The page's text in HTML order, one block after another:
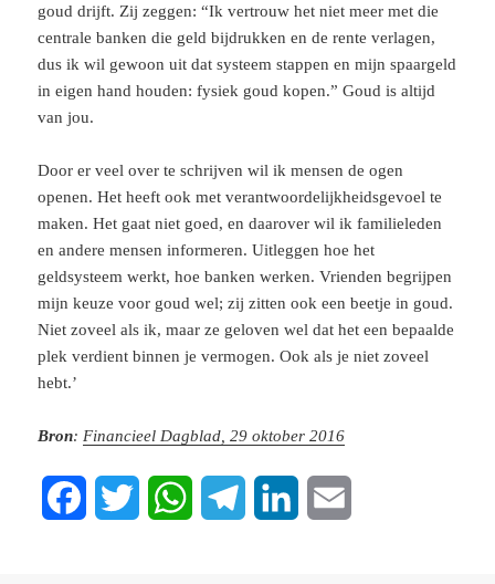
goud drijft. Zij zeggen: “Ik vertrouw het niet meer met die
centrale banken die geld bijdrukken en de rente verlagen,
dus ik wil gewoon uit dat systeem stappen en mijn spaargeld
in eigen hand houden: fysiek goud kopen.” Goud is altijd
van jou.
Door er veel over te schrijven wil ik mensen de ogen
openen. Het heeft ook met verantwoordelijkheidsgevoel te
maken. Het gaat niet goed, en daarover wil ik familieleden
en andere mensen informeren. Uitleggen hoe het
geldsysteem werkt, hoe banken werken. Vrienden begrijpen
mijn keuze voor goud wel; zij zitten ook een beetje in goud.
Niet zoveel als ik, maar ze geloven wel dat het een bepaalde
plek verdient binnen je vermogen. Ook als je niet zoveel
hebt.’
Bron: Financieel Dagblad, 29 oktober 2016
W